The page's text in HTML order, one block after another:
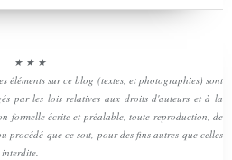
★ ★ ★
éléments sur ce blog (textes, et photographies) sont
par les lois relatives aux droits d'auteurs et à la
formelle écrite et préalable, toute reproduction, de
procédé que ce soit, pour des fins autres que celles